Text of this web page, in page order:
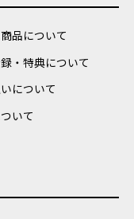
品について
・特典について
について
いて